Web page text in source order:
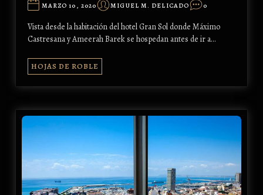
MARZO 10, 2020 MIGUEL M. DELICADO 0
Vista desde la habitación del hotel Gran Sol donde Máximo
Castresana y Ameerah Barek se hospedan antes de ir a…
HOJAS DE ROBLE